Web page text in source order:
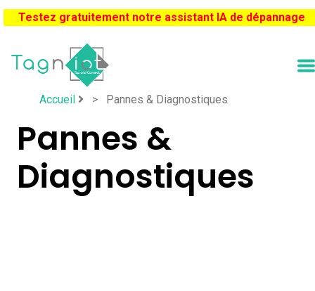
Testez gratuitement notre assistant IA de dépannage
Accueil > Pannes & Diagnostiques
Pannes &
Diagnostiques